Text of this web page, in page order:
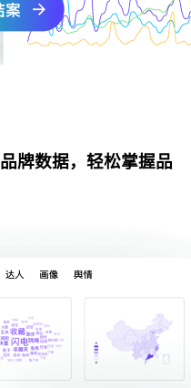
牌数据，轻松掌握品